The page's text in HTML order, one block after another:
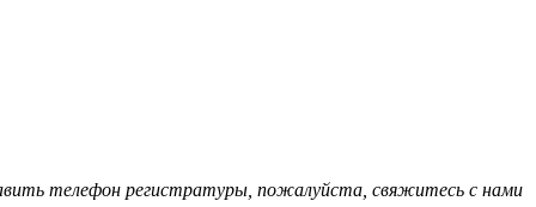
телефон регистратуры, пожалуйста, свяжитесь с нами